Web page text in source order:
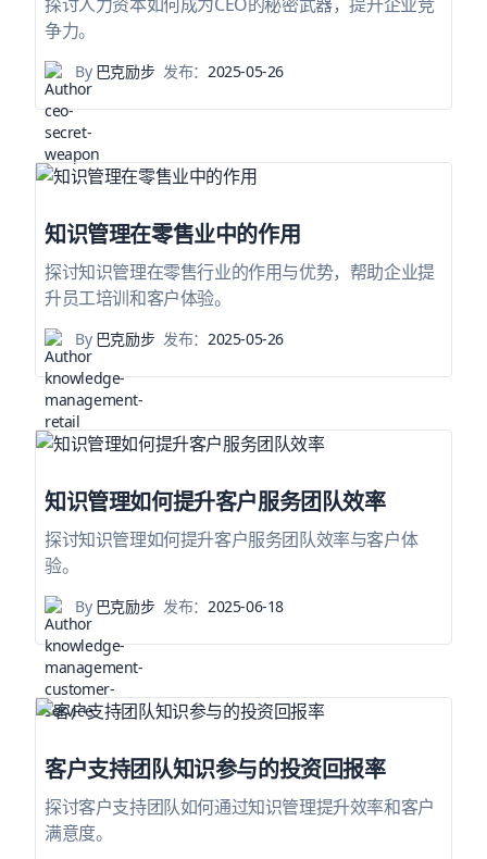
争力。
By巴克励步 发布：2025-05-26
知识管理在零售业中的作用
探讨知识管理在零售行业的作用与优势，帮助企业提
升员工培训和客户体验。
By巴克励步 发布：2025-05-26
知识管理如何提升客户服务团队效率
探讨知识管理如何提升客户服务团队效率与客户体
验。
By巴克励步 发布：2025-06-18
客户支持团队知识参与的投资回报率
探讨客户支持团队如何通过知识管理提升效率和客户
满意度。